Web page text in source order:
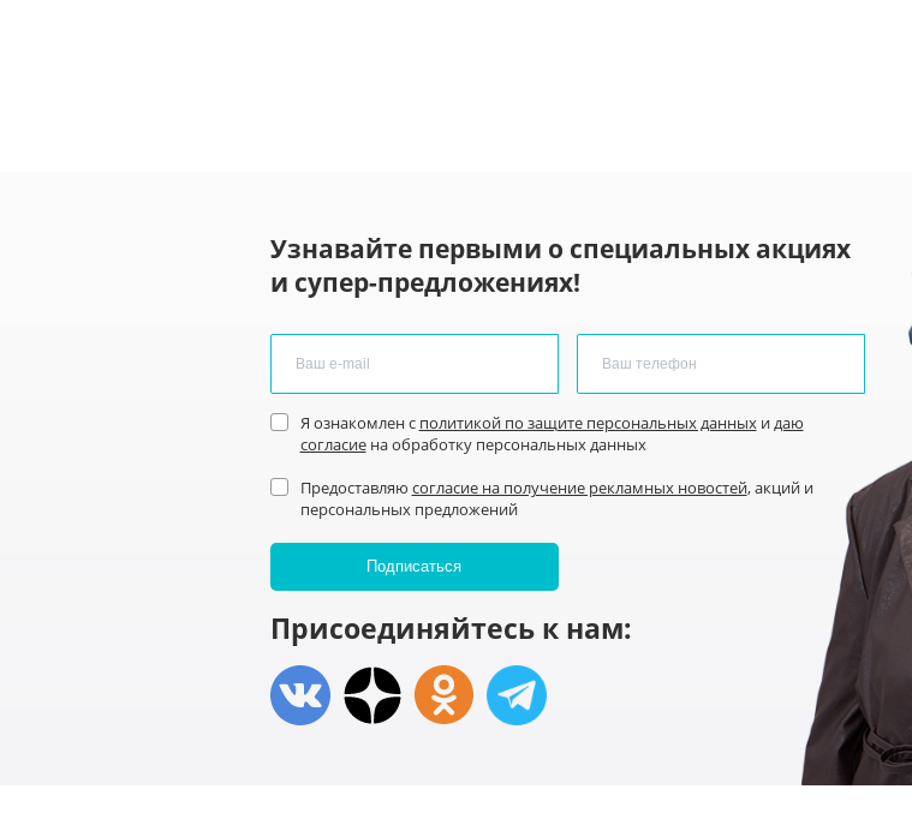
Узнавайте первыми о специальных акциях
и супер-предложениях!
Я ознакомлен с политикой по защите персональных данныхидаю
согласиена обработку персональных данных
Предоставляю согласие на получение рекламных новостей, акций и
персональных предложений
Присоединяйтесь к нам: